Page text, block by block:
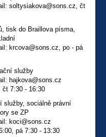
soltysiakova@sons.cz, čt
tisk do Braillova písma,
krcova@sons.cz, po - pá
služby
hajkova@sons.cz
čt 7:30 - 16:30
služby, sociálně právní
se ZP
koci@sons.cz
pá 7:30 - 13:30